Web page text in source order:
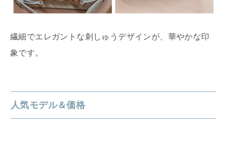
繊細でエレガントな刺しゅうデザインが、華やかな印
象です。
人気モデル＆価格